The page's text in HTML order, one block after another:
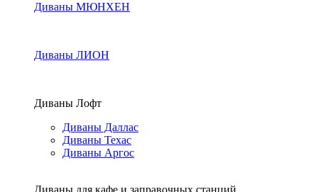
Диваны МЮНХЕН
Диваны ЛИОН
Диваны Лофт
Диваны Даллас
Диваны Техас
Диваны Аргос
Диваны для кафе и заправочных станций